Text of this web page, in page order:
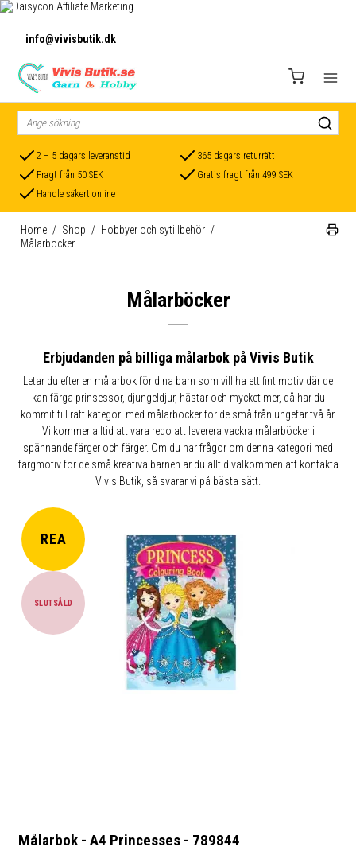
info@vivisbutik.dk
2 – 5 dagars leveranstid
365 dagars returrätt
Fragt från 50 SEK
Gratis fragt från 499 SEK
Handle säkert online
Home / Shop / Hobbyer och sytillbehör /
Målarböcker
Målarböcker
Erbjudanden på billiga målarbok på Vivis Butik
Letar du efter en målarbok för dina barn som vill ha ett fint motiv där de
kan färga prinsessor, djungeldjur, hästar och mycket mer, då har du
kommit till rätt kategori med målarböcker för de små från ungefär två år.
Vi kommer alltid att vara redo att leverera vackra målarböcker i
spännande färger och färger. Om du har frågor om denna kategori med
färgmotiv för de små kreativa barnen är du alltid välkommen att kontakta
Vivis Butik, så svarar vi på bästa sätt.
REA
SLUTSÅLD
Målarbok - A4 Princesses - 789844